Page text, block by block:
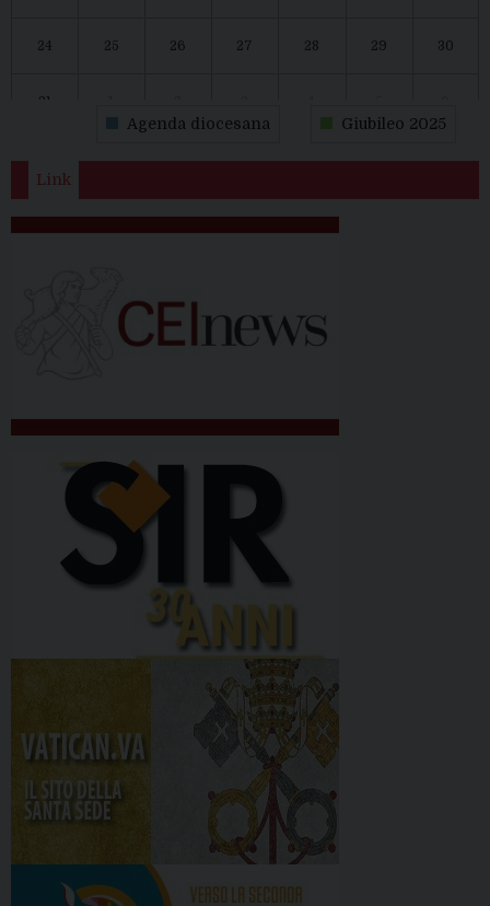
24 25 26 27 28 29 30
31
Agenda diocesana Giubileo 2025
Link